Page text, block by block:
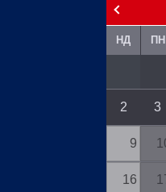
НД ПН
2 3
9
16